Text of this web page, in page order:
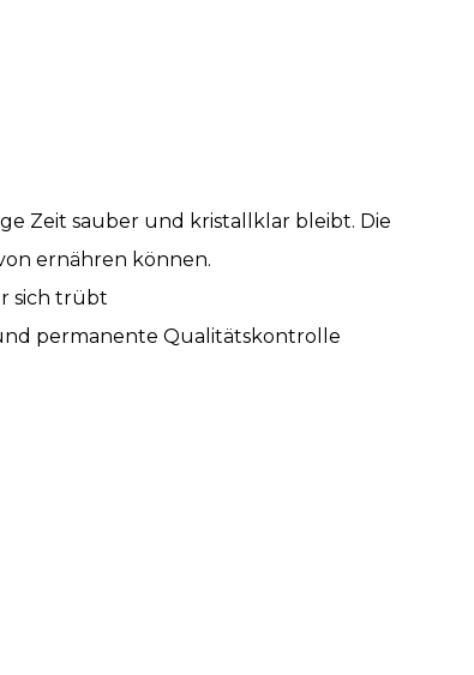
Zeit sauber und kristallklar bleibt. Die
ernähren können.
sich trübt
permanente Qualitätskontrolle